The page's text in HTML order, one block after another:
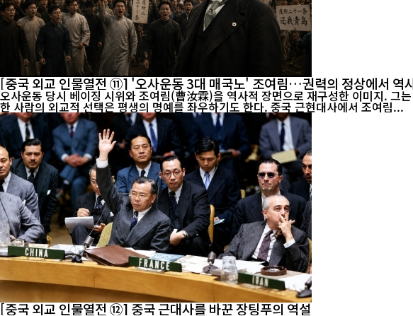
[중국 외교 인물열전 ⑪] '오사운동 3대 매국노' 조여림…권력의 정상에서 역
오사운동 당시 베이징 시위와 조여림(曹汝霖)을 역사적 장면으로 재구성한 이미지. 그는 권력
한 사람의 외교적 선택은 평생의 명예를 좌우하기도 한다. 중국 근현대사에서 조여림...
[중국 외교 인물열전 ⑫] 중국 근대사를 바꾼 장팅푸의 역설